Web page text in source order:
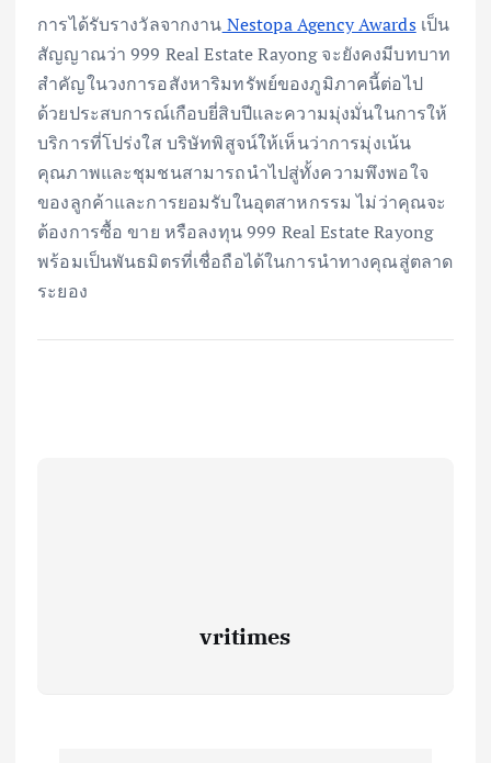
การได้รับรางวัลจากงาน Nestopa Agency Awardsเป็น
สัญญาณว่า 999 Real Estate Rayong จะยังคงมีบทบาท
สำคัญในวงการอสังหาริมทรัพย์ของภูมิภาคนี้ต่อไป
ด้วยประสบการณ์เกือบยี่สิบปีและความมุ่งมั่นในการให้
บริการที่โปร่งใส บริษัทพิสูจน์ให้เห็นว่าการมุ่งเน้น
คุณภาพและชุมชนสามารถนำไปสู่ทั้งความพึงพอใจ
ของลูกค้าและการยอมรับในอุตสาหกรรม ไม่ว่าคุณจะ
ต้องการซื้อ ขาย หรือลงทุน 999 Real Estate Rayong
พร้อมเป็นพันธมิตรที่เชื่อถือได้ในการนำทางคุณสู่ตลาด
ระยอง
vritimes